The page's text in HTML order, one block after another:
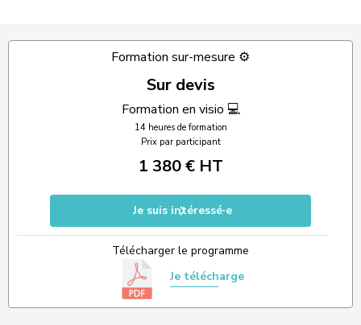
Formation sur-mesure ⚙️
Sur devis
Formation en visio 💻
14 heures de formation
Prix par participant
1 380 € HT
Je suis intéressé·e
Télécharger le programme
Je télécharge